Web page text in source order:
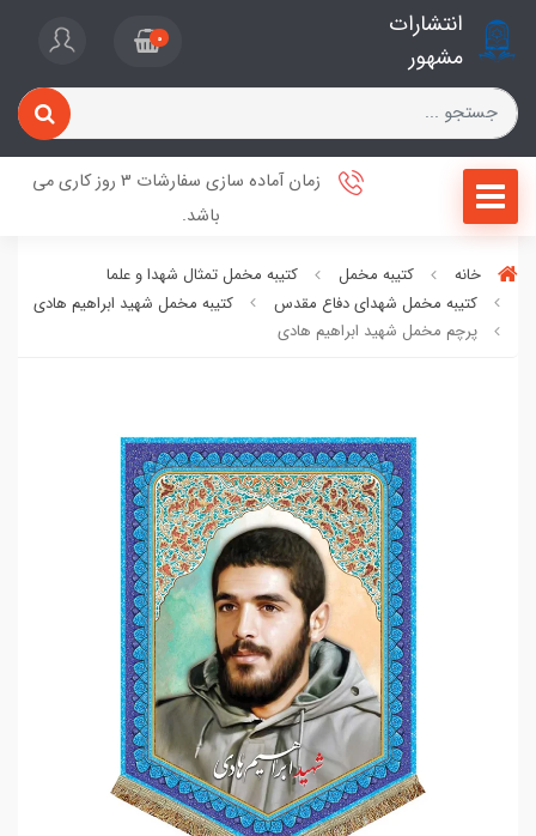
انتشارات
مشهور
0
زمان آماده سازی سفارشات 3 روز کاری می
باشد.
خانه کتیبه مخمل
کتیبه مخمل تمثال شهدا و علما
کتیبه مخمل شهدای دفاع مقدس
کتیبه مخمل شهید ابراهیم هادی
پرچم مخمل شهید ابراهیم هادی